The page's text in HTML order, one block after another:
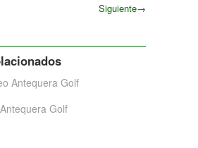
Siguiente→
Golf